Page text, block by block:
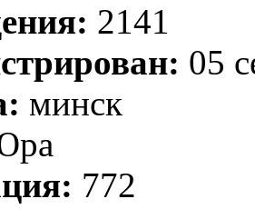
2141
05
минск
772